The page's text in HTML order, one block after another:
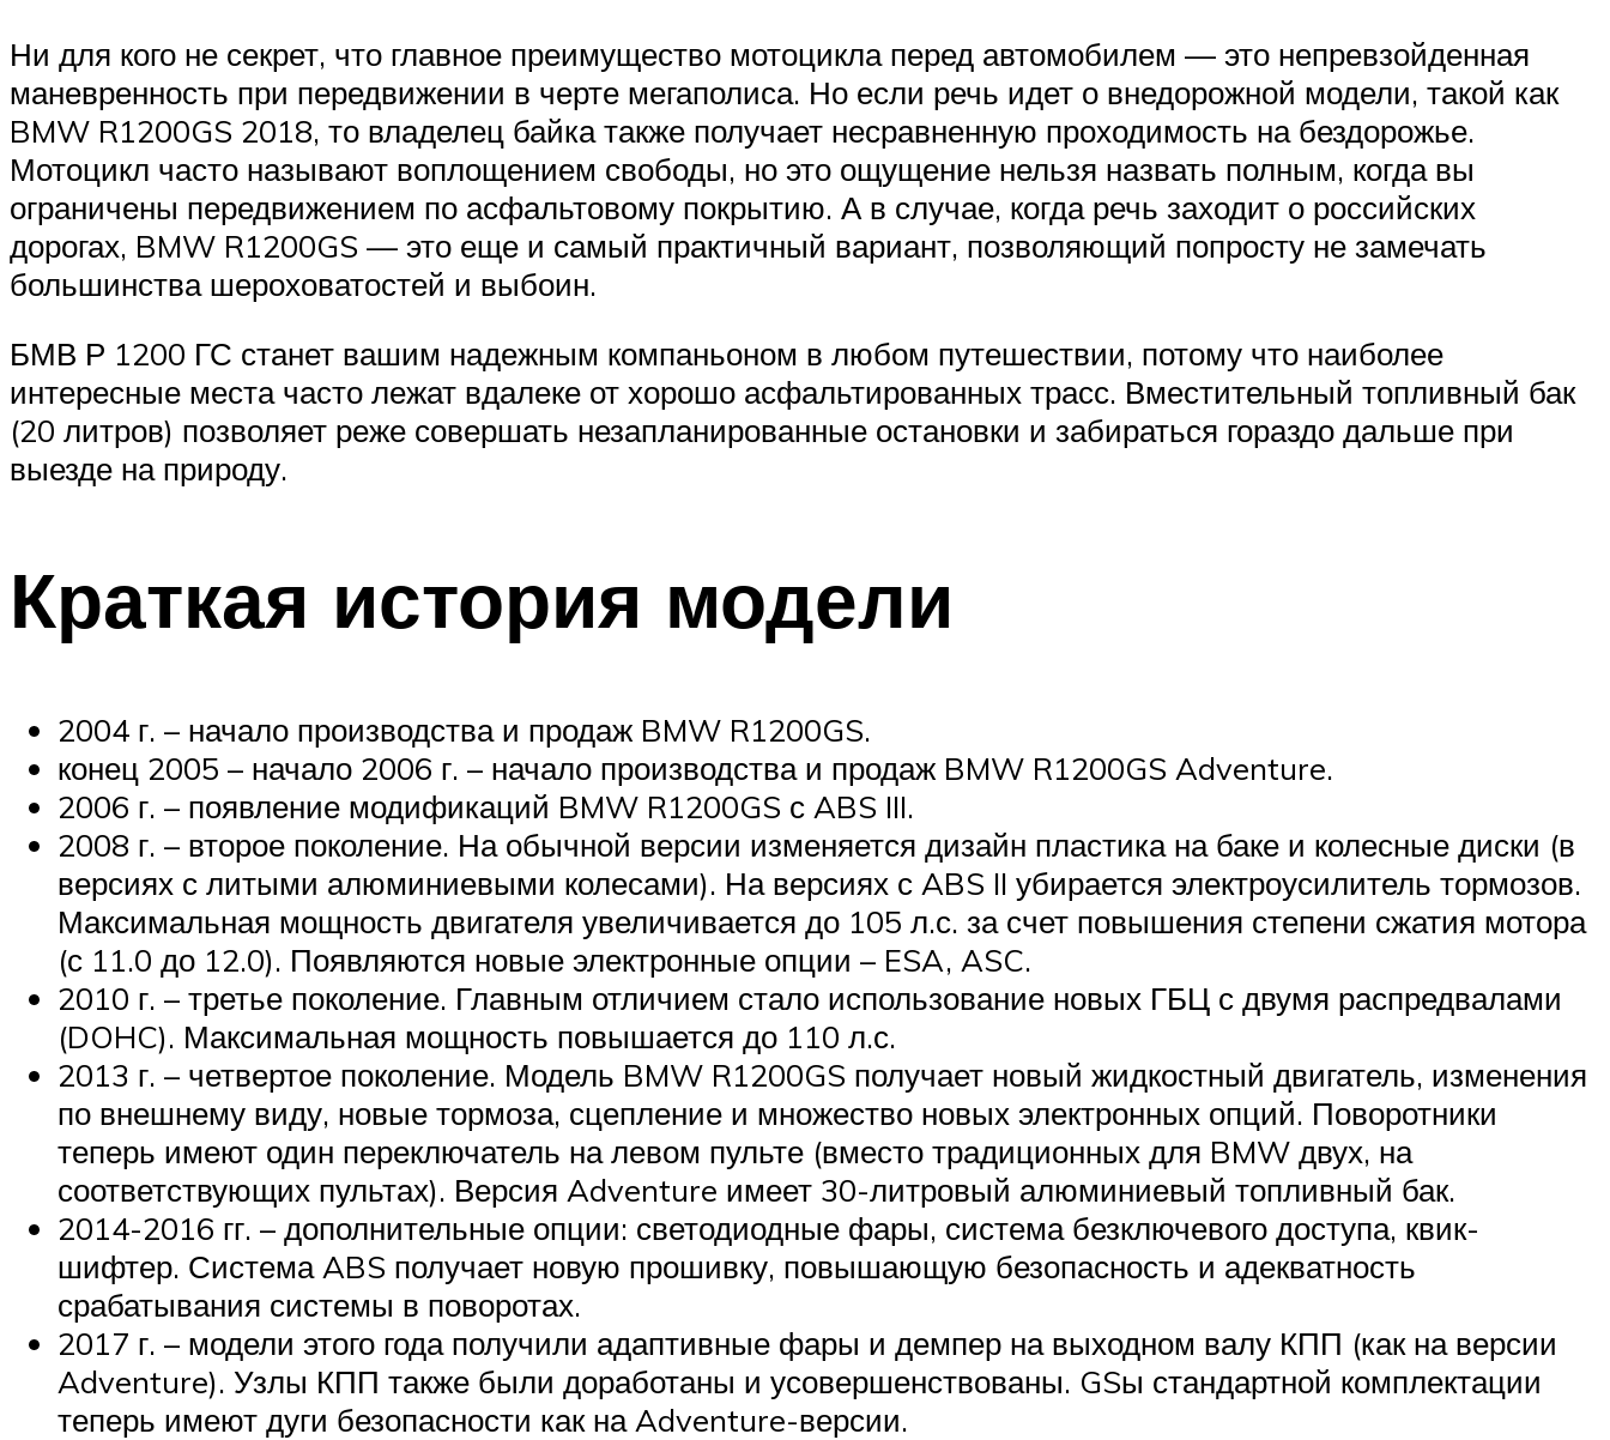
Ни для кого не секрет, что главное преимущество мотоцикла перед автомобилем — это непревзойденная
маневренность при передвижении в черте мегаполиса. Но если речь идет о внедорожной модели, такой как
BMW R1200GS 2018, то владелец байка также получает несравненную проходимость на бездорожье.
Мотоцикл часто называют воплощением свободы, но это ощущение нельзя назвать полным, когда вы
ограничены передвижением по асфальтовому покрытию. А в случае, когда речь заходит о российских
дорогах, BMW R1200GS — это еще и самый практичный вариант, позволяющий попросту не замечать
большинства шероховатостей и выбоин.
БМВ Р 1200 ГС станет вашим надежным компаньоном в любом путешествии, потому что наиболее
интересные места часто лежат вдалеке от хорошо асфальтированных трасс. Вместительный топливный бак
(20 литров) позволяет реже совершать незапланированные остановки и забираться гораздо дальше при
выезде на природу.
Краткая история модели
2004 г. – начало производства и продаж BMW R1200GS.
конец 2005 – начало 2006 г. – начало производства и продаж BMW R1200GS Adventure.
2006 г. – появление модификаций BMW R1200GS с ABS III.
2008 г. – второе поколение. На обычной версии изменяется дизайн пластика на баке и колесные диски (в
версиях с литыми алюминиевыми колесами). На версиях с ABS II убирается электроусилитель тормозов.
Максимальная мощность двигателя увеличивается до 105 л.с. за счет повышения степени сжатия мотора
(с 11.0 до 12.0). Появляются новые электронные опции – ESA, ASC.
2010 г. – третье поколение. Главным отличием стало использование новых ГБЦ с двумя распредвалами
(DOHC). Максимальная мощность повышается до 110 л.с.
2013 г. – четвертое поколение. Модель BMW R1200GS получает новый жидкостный двигатель, изменения
по внешнему виду, новые тормоза, сцепление и множество новых электронных опций. Поворотники
теперь имеют один переключатель на левом пульте (вместо традиционных для BMW двух, на
соответствующих пультах). Версия Adventure имеет 30-литровый алюминиевый топливный бак.
2014-2016 гг. – дополнительные опции: светодиодные фары, система безключевого доступа, квик-
шифтер. Система ABS получает новую прошивку, повышающую безопасность и адекватность
срабатывания системы в поворотах.
2017 г. – модели этого года получили адаптивные фары и демпер на выходном валу КПП (как на версии
Adventure). Узлы КПП также были доработаны и усовершенствованы. GSы стандартной комплектации
теперь имеют дуги безопасности как на Adventure-версии.